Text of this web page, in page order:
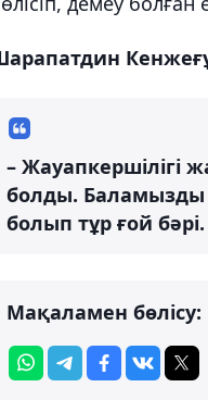
– Жауапкершілігі
болды. Баламызды
болып тұр ғой
Мақаламен бөлісу: